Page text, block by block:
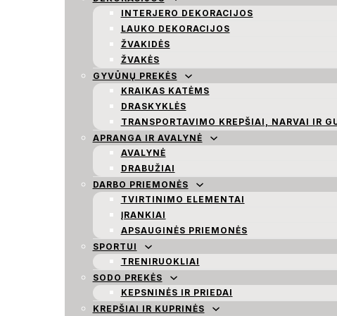
INTERJERO DEKORACIJOS
LAUKO DEKORACIJOS
ŽVAKIDĖS
ŽVAKĖS
GYVŪNŲ PREKĖS
KRAIKAS KATĖMS
DRASKYKLĖS
TRANSPORTAVIMO KREPŠIAI, NARVAI IR
APRANGA IR AVALYNĖ
AVALYNĖ
DRABUŽIAI
DARBO PRIEMONĖS
TVIRTINIMO ELEMENTAI
ĮRANKIAI
APSAUGINĖS PRIEMONĖS
SPORTUI
TRENIRUOKLIAI
SODO PREKĖS
KEPSNINĖS IR PRIEDAI
KREPŠIAI IR KUPRINĖS